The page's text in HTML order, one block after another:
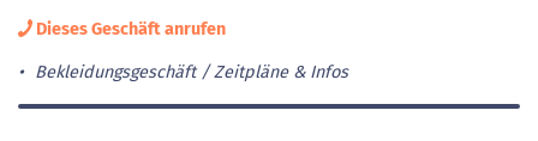
Dieses Geschäft anrufen
Bekleidungsgeschäft Zeitpläne & Infos